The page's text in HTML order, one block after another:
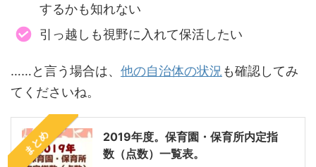
するかも知れない
引っ越しも視野に入れて保活したい
……と言う場合は、 他の自治体の状況も確認してみ
てくださいね。
まとめ
2019年度。保育園・保育所内定指
数（点数）一覧表。